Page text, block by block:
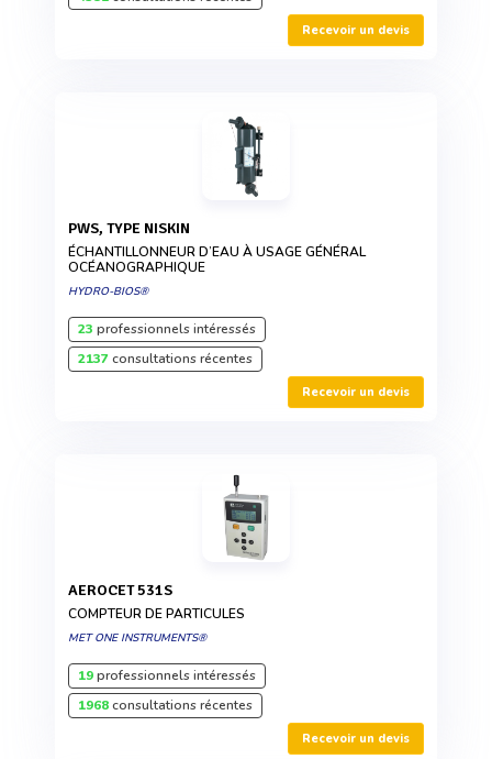
Recevoir un devis
PWS, TYPE NISKIN
ÉCHANTILLONNEUR D’EAU À USAGE GÉNÉRAL
OCÉANOGRAPHIQUE
HYDRO-BIOS®
23 professionnels intéressés
2137consultations récentes
Recevoir un devis
AEROCET 531S
COMPTEUR DE PARTICULES
MET ONE INSTRUMENTS®
19professionnels intéressés
1968consultations récentes
Recevoir un devis